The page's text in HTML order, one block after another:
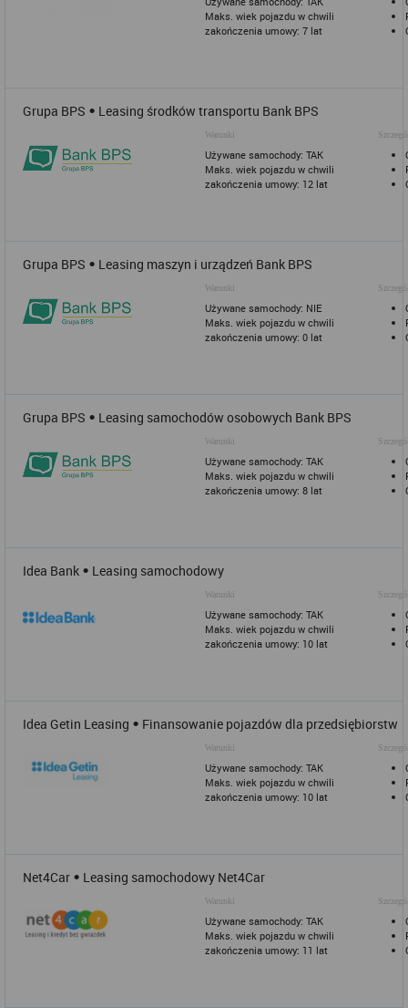
Maks. wiek pojazdu w chwili
zakończenia umowy: 7 lat
Grupa BPS • Leasing środków transportu Bank BPS
Warunki
Używane samochody: TAK
Maks. wiek pojazdu w chwili
zakończenia umowy: 12 lat
Grupa BPS • Leasing maszyn i urządzeń Bank BPS
Warunki
Używane samochody: NIE
Maks. wiek pojazdu w chwili
zakończenia umowy: 0 lat
Grupa BPS • Leasing samochodów osobowych Bank BPS
Warunki
Używane samochody: TAK
Maks. wiek pojazdu w chwili
zakończenia umowy: 8 lat
Idea Bank • Leasing samochodowy
Warunki
Używane samochody: TAK
Maks. wiek pojazdu w chwili
zakończenia umowy: 10 lat
Idea Getin Leasing • Finansowanie pojazdów dla przedsiębiorstw
Warunki
Używane samochody: TAK
Maks. wiek pojazdu w chwili
zakończenia umowy: 10 lat
Net4Car • Leasing samochodowy Net4Car
Warunki
Używane samochody: TAK
Maks. wiek pojazdu w chwili
zakończenia umowy: 11 lat